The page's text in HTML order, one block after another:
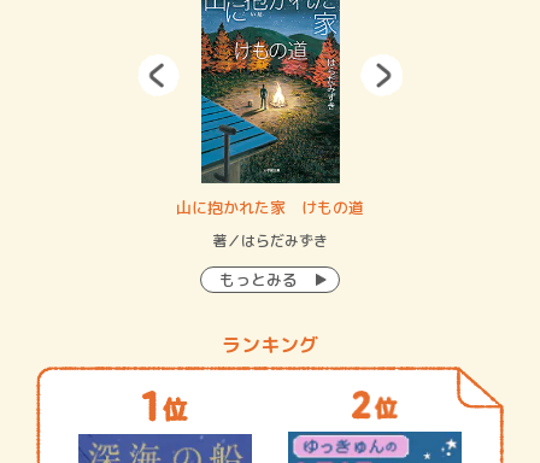
山に抱かれた家 けもの道
著／はらだみずき
もっとみる
ランキング